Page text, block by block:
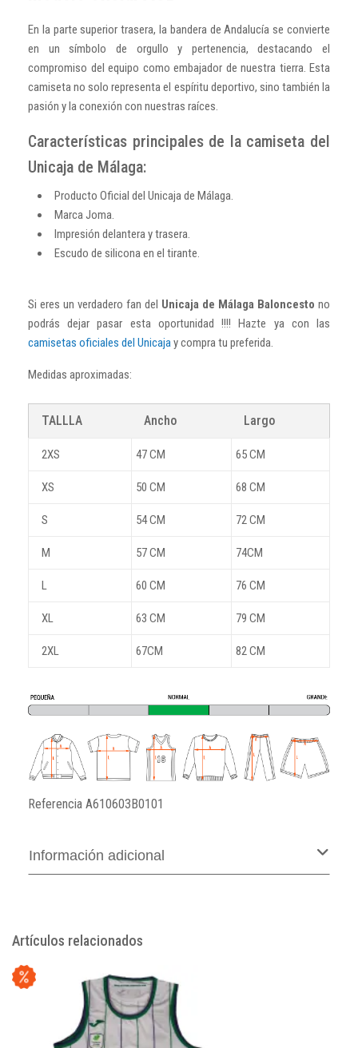
En la parte superior trasera, la bandera de Andalucía se convierte
en un símbolo de orgullo y pertenencia, destacando el
compromiso del equipo como embajador de nuestra tierra. Esta
camiseta no solo representa el espíritu deportivo, sino también la
pasión y la conexión con nuestras raíces.
Características principales de la camiseta del
Unicaja de Málaga:
Producto Oficial del Unicaja de Málaga.
Marca Joma.
Impresión delantera y trasera.
Escudo de silicona en el tirante.
Si eres un verdadero fan del Unicaja de Málaga Baloncesto no
podrás dejar pasar esta oportunidad !!!! Hazte ya con las
camisetas oficiales del Unicajay compra tu preferida.
Medidas aproximadas:
TALLLA Ancho Largo
2XS 47 CM 65 CM
XS 50 CM 68 CM
S 54 CM 72 CM
M 57 CM 74CM
L 60 CM 76 CM
XL 63 CM 79 CM
2XL 67CM 82 CM
Referencia A610603B0101
Información adicional
Artículos relacionados